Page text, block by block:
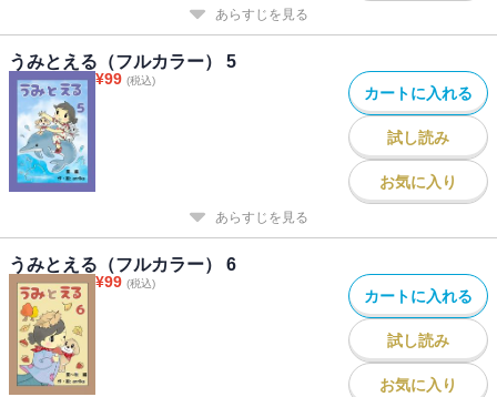
あらすじを見る
うみとえる（フルカラー） 5
¥99 (税込)
カートに入れる
試し読み
お気に入り
あらすじを見る
うみとえる（フルカラー） 6
¥99 (税込)
カートに入れる
試し読み
お気に入り